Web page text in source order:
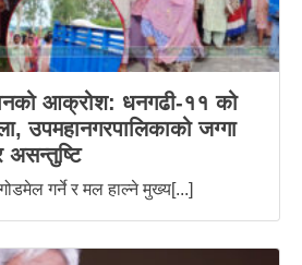
आक्रोश: धनगढी-११ को
उपमहानगरपालिकाको जग्गा
असन्तुष्टि
गर्ने र मल हाल्ने मुख्य[...]